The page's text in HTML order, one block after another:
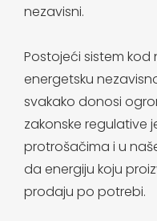
nezavisni.
Postojeći sistem
energetsku
svakako donosi
zakonske regulative
protrošačima i u
da energiju koju
prodaju po potrebi.